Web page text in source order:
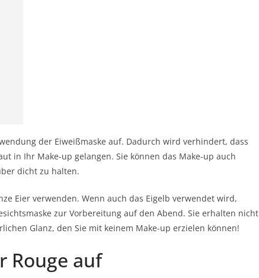
der Eiweißmaske auf. Dadurch wird verhindert, dass
in Ihr Make-up gelangen. Sie können das Make-up auch
dicht zu halten.
Eier verwenden. Wenn auch das Eigelb verwendet wird,
zur Vorbereitung auf den Abend. Sie erhalten nicht
Glanz, den Sie mit keinem Make-up erzielen können!
Rouge auf